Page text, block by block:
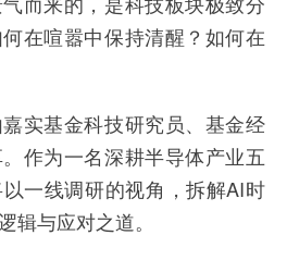
在喧嚣中保持清醒？如何在
实基金科技研究员、基金经
作为一名深耕半导体产业五
一线调研的视角，拆解AI时
辑与应对之道。